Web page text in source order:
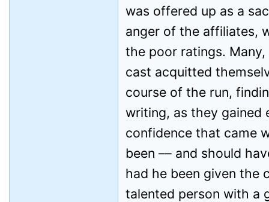
was offered up as a
anger of the affiliates,
the poor ratings.
cast acquitted
course of the run,
writing, as they gained
confidence that came
been –– and should
had he been given the
talented person with a